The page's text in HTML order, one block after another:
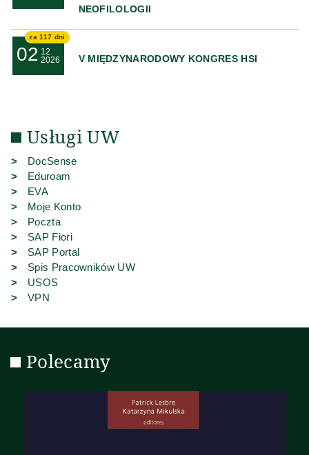
NEOFILOLOGII
02 12
2026
za 117 dni
V MIĘDZYNARODOWY KONGRES HSI
Usługi UW
DocSense(link zewnętrzny)
Eduroam
EVA(link zewnętrzny)
Moje Konto(link zewnętrzny)
Poczta(link zewnętrzny)
SAP Fiori(link zewnętrzny)
SAP Portal(link zewnętrzny)
Spis Pracowników UW(link zewnętrzny)
USOS(link zewnętrzny)
VPN(link zewnętrzny)
Polecamy